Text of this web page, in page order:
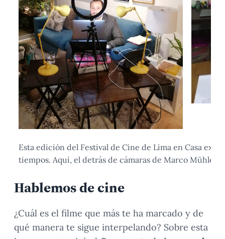
Esta edición del Festival de Cine de Lima en Casa
tiempos. Aquí, el detrás de cámaras de Marco
Hablemos de cine
¿Cuál es el filme que más te ha marcado y de
qué manera te sigue interpelando? Sobre esta